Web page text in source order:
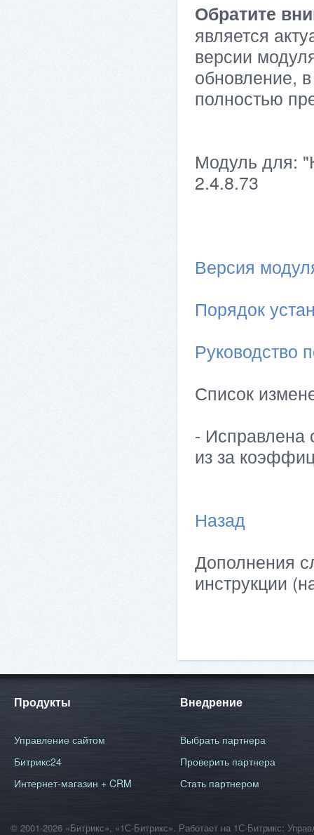
Обратите
является
версии
обновление,
полностью
Модуль для:
2.4.8.73
Версия
Порядок
Руководство
Список
- Исправлена
из за
Назад
Дополнения
инструкции
Продукты
Управление сайтом
Битрикс24
Интернет-магазин + CRM
Внедрение
Выбрать партнера
Проверить партнера
Стать партнером
© 2001-2026 «Битрикс», «1С-Битрикс». Работает на 1С-Битрикс: